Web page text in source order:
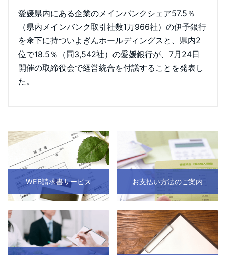
愛媛県内にある企業のメインバンクシェア57.5％
（県内メインバンク取引社数1万966社）の伊予銀行
を傘下に持ついよぎんホールディングスと、県内2
位で18.5％（同3,542社）の愛媛銀行が、7月24日
開催の取締役会で経営統合を付議することを発表し
た。
WEB請求書サービス お支払い方法のご案内